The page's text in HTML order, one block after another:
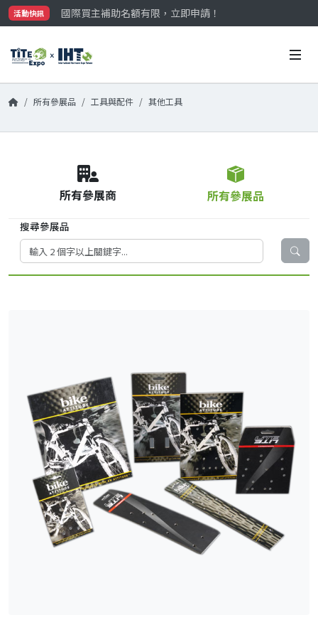
活動快訊
參觀門票開放申請中‼️
最大規模台灣五金展TiTE x IHT，2026/10/20-22與您在
國際買主補助名額有限，立即申請！
所有參展品 工具與配件 其他工具
所有參展商 所有參展品
搜尋參展品